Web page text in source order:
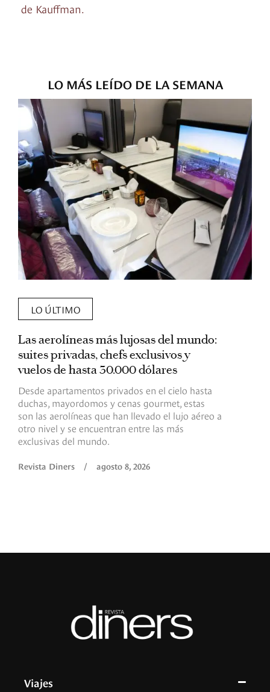
de Kauffman.
LO MÁS LEÍDO DE LA SEMANA
LO ÚLTIMO
Las aerolíneas más lujosas del mundo:
suites privadas, chefs exclusivos y
vuelos de hasta 30.000 dólares
Desde apartamentos privados en el cielo hasta
duchas, mayordomos y cenas gourmet, estas
son las aerolíneas que han llevado el lujo aéreo a
otro nivel y se encuentran entre las más
exclusivas del mundo.
Revista Diners / agosto 8, 2026
Viajes